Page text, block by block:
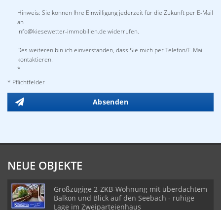
Hinweis: Sie können Ihre Einwilligung jederzeit für die Zukunft per E-Mail
an
info@kiesewetter-immobilien.de widerrufen.
Des weiteren bin ich einverstanden, dass Sie mich per Telefon/E-Mail
kontaktieren.
*
* Pflichtfelder
Absenden
NEUE OBJEKTE
Großzügige 2-ZKB-Wohnung mit überdachtem
Balkon und Blick auf den Seebach - ruhige
Lage im Zweiparteienhaus